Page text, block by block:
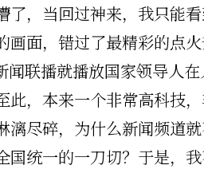
了，当回过神来，我只能
画面，错过了最精彩的点
闻联播就播放国家领导人
此，本来一个非常高科技
漓尽碎，为什么新闻频道
国统一的一刀切？于是，